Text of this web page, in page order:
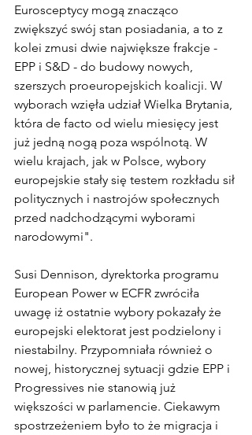
Eurosceptycy mogą znacząco
zwiększyć swój stan posiadania, a to z
kolei zmusi dwie największe frakcje -
EPP i S&D - do budowy nowych,
szerszych proeuropejskich koalicji. W
wyborach wzięła udział Wielka Brytania,
która de facto od wielu miesięcy jest
już jedną nogą poza wspólnotą. W
wielu krajach, jak w Polsce, wybory
europejskie stały się testem rozkładu sił
politycznych i nastrojów społecznych
przed nadchodzącymi wyborami
narodowymi".
Susi Dennison, dyrektorka programu
European Power w ECFR zwróciła
uwagę iż ostatnie wybory pokazały że
europejski elektorat jest podzielony i
niestabilny. Przypomniała również o
nowej, historycznej sytuacji gdzie EPP i
Progressives nie stanowią już
większości w parlamencie. Ciekawym
spostrzeżeniem było to że migracja i